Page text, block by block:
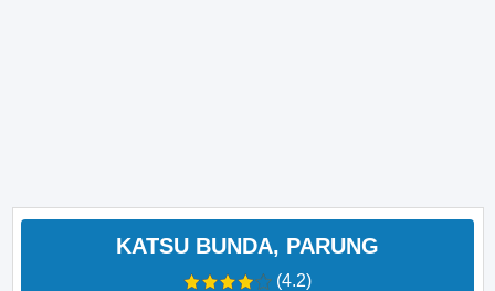
KATSU BUNDA, PARUNG
(4.2)